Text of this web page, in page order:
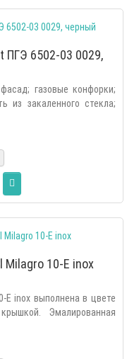
ПГЭ 6502-03 0029,
газовые конфорки;
из закаленного стекла;
10-E inox
E inox выполнена в цвете
Эмалированная